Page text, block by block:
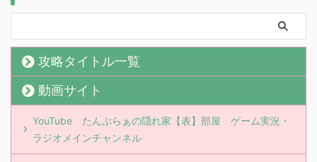
攻略タイトル一覧
動画サイト
YouTube たんぶらぁの隠れ家【表】部屋 ゲーム実況・
ラジオメインチャンネル